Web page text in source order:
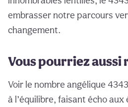
embrasser notre parcours
changement.
Vous pourriez aussi
Voir le nombre angélique
à l’équilibre, faisant écho